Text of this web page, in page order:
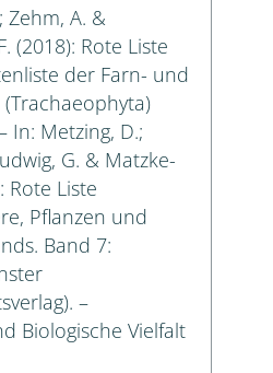
Zehm, A. &
(2018): Rote Liste
der Farn- und
In: Metzing, D.;
G. & Matzke-
Rote Liste
Pflanzen und
Band 7:
–
Biologische Vielfalt